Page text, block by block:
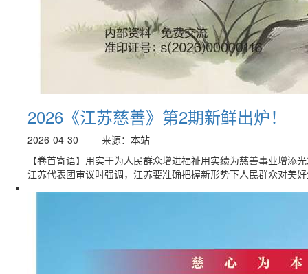
2026《江苏慈善》第2期新鲜出炉！
2026-04-30
来源：本站
【卷首寄语】用实干为人民群众增进福祉用实绩为慈善事业增添
江苏代表团审议时强调，江苏要准确把握新形势下人民群众对美